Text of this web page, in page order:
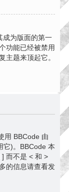
成为版面的第一
功能已经被禁用
主题来顶起它。
用 BBCode 由
它)。BBCode 本
而不是 < 和 >
的信息请查看发